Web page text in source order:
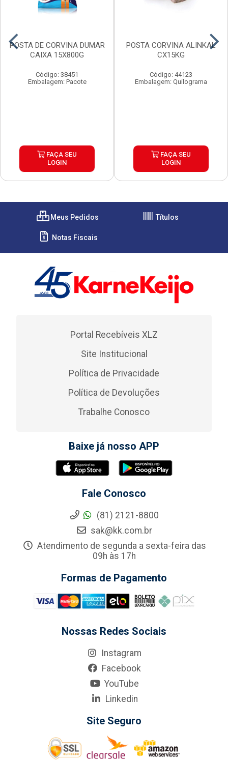
POSTA DE CORVINA DUMAR
CAIXA 15X800G
Código: 38451
Embalagem: Pacote
FAÇA SEU
LOGIN
POSTA CORVINA ALINKAL
CX15KG
Código: 44123
Embalagem: Quilograma
FAÇA SEU
LOGIN
Meus Pedidos Títulos
Notas Fiscais
Portal Recebíveis XLZ
Site Institucional
Política de Privacidade
Política de Devoluções
Trabalhe Conosco
Baixe já nosso APP
Fale Conosco
(81) 2121-8800
sak@kk.com.br
Atendimento de segunda a sexta-feira das
09h às 17h
Formas de Pagamento
Nossas Redes Sociais
Instagram
Facebook
YouTube
Linkedin
Site Seguro